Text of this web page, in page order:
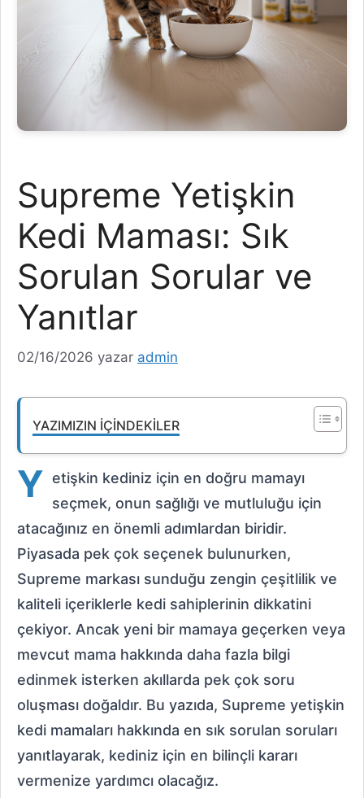
Supreme Yetişkin
Kedi Maması: Sık
Sorulan Sorular ve
Yanıtlar
02/16/2026 yazar admin
YAZIMIZIN İÇINDEKILER
Y etişkin kediniz için en doğru mamayı
seçmek, onun sağlığı ve mutluluğu için
atacağınız en önemli adımlardan biridir.
Piyasada pek çok seçenek bulunurken,
Supreme markası sunduğu zengin çeşitlilik ve
kaliteli içeriklerle kedi sahiplerinin dikkatini
çekiyor. Ancak yeni bir mamaya geçerken veya
mevcut mama hakkında daha fazla bilgi
edinmek isterken akıllarda pek çok soru
oluşması doğaldır. Bu yazıda, Supreme yetişkin
kedi mamaları hakkında en sık sorulan soruları
yanıtlayarak, kediniz için en bilinçli kararı
vermenize yardımcı olacağız.